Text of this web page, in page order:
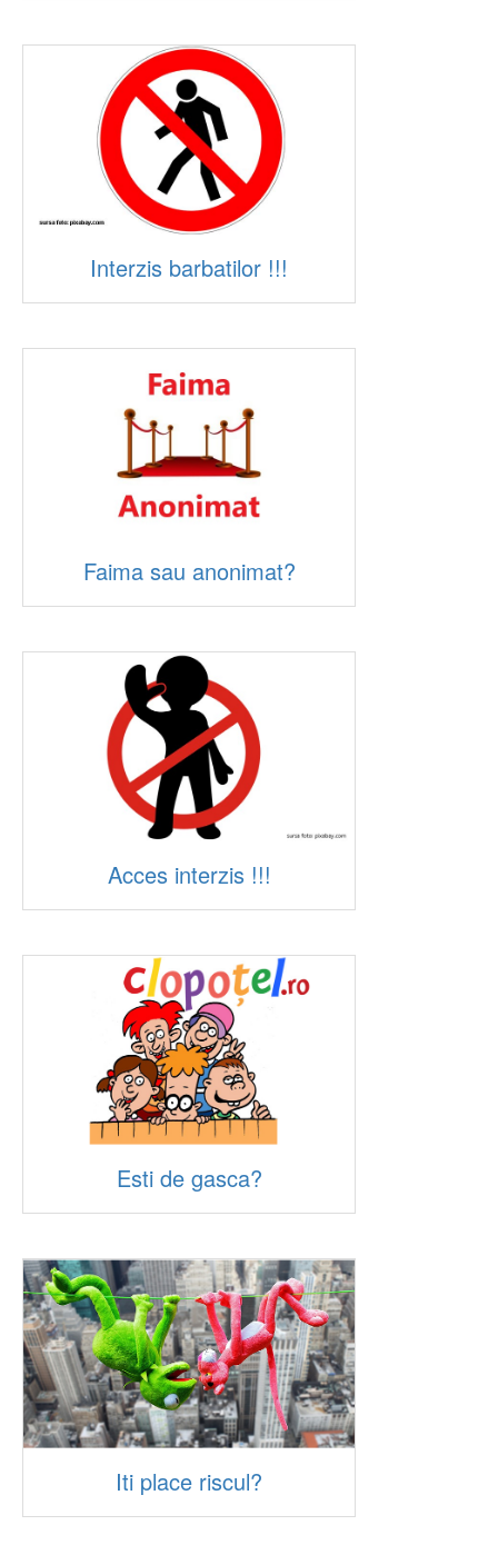
Interzis barbatilor !!!
Faima sau anonimat?
Acces interzis !!!
Esti de gasca?
Iti place riscul?